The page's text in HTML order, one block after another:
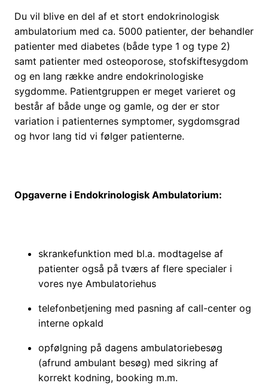
Du vil blive en del af et stort endokrinologisk
ambulatorium med ca. 5000 patienter, der behandler
patienter med diabetes (både type 1 og type 2)
samt patienter med osteoporose, stofskiftesygdom
og en lang række andre endokrinologiske
sygdomme. Patientgruppen er meget varieret og
består af både unge og gamle, og der er stor
variation i patienternes symptomer, sygdomsgrad
og hvor lang tid vi følger patienterne.
Opgaverne i Endokrinologisk Ambulatorium:
skrankefunktion med bl.a. modtagelse af
patienter også på tværs af flere specialer i
vores nye Ambulatoriehus
telefonbetjening med pasning af call-center og
interne opkald
opfølgning på dagens ambulatoriebesøg
(afrund ambulant besøg) med sikring af
korrekt kodning, booking m.m.